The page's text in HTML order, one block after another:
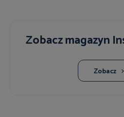
Zobacz magazyn
Zobacz